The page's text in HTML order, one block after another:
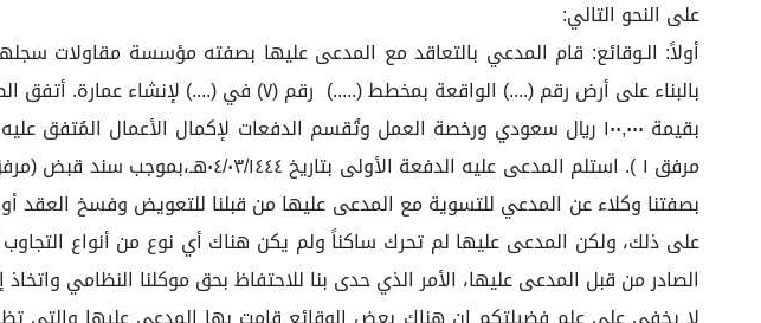
على النحو التالي:
بصفتنا وكلاء عن المدعي للتسوية مع المدعى عليها من قبلنا للتعويض وفسخ العقد أو
على ذلك، ولكن المدعى عليها لم تحرك ساكناً ولم يكن هناك أي نوع من أنواع التجاوب
الصادر من قبل المدعى عليها، الأمر الذي حدى بنا للاحتفاظ بحق موكلنا النظامي